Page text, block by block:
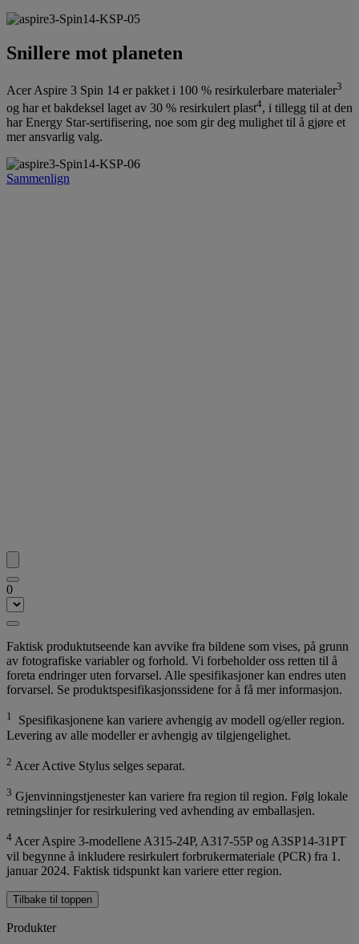
Snillere mot planeten
Acer Aspire 3 Spin 14 er pakket i 100 % resirkulerbare materialer3
og har et bakdeksel laget av 30 % resirkulert plast4, i tillegg til at den
har Energy Star-sertifisering, noe som gir deg mulighet til å gjøre et
mer ansvarlig valg.
Sammenlign
0
Faktisk produktutseende kan avvike fra bildene som vises, på grunn
av fotografiske variabler og forhold. Vi forbeholder oss retten til å
foreta endringer uten forvarsel. Alle spesifikasjoner kan endres uten
forvarsel. Se produktspesifikasjonssidene for å få mer informasjon.
1
Spesifikasjonene kan variere avhengig av modell og/eller region.
Levering av alle modeller er avhengig av tilgjengelighet.
2 Acer Active Stylus selges separat.
3 Gjenvinningstjenester kan variere fra region til region. Følg lokale
retningslinjer for resirkulering ved avhending av emballasjen.
4 Acer Aspire 3-modellene A315-24P, A317-55P og A3SP14-31PT
vil begynne å inkludere resirkulert forbrukermateriale (PCR) fra 1.
januar 2024. Faktisk tidspunkt kan variere etter region.
Tilbake til toppen
Produkter